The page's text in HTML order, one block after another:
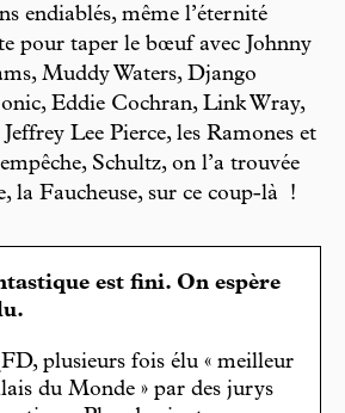
endiablés, même l’éternité
pour taper le bœuf avec Johnny
Muddy Waters, Django
Eddie Cochran, Link Wray,
Lee Pierce, les Ramones et
Schultz, on l’a trouvée
la Faucheuse, sur ce coup-là !
est fini. On espère
plusieurs fois élu « meilleur
du Monde » par des jurys